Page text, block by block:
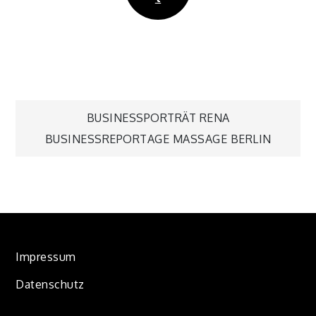
Beitragsnavigation
BUSINESSPORTRÄT RENA
BUSINESSREPORTAGE MASSAGE BERLIN
Impressum
Datenschutz